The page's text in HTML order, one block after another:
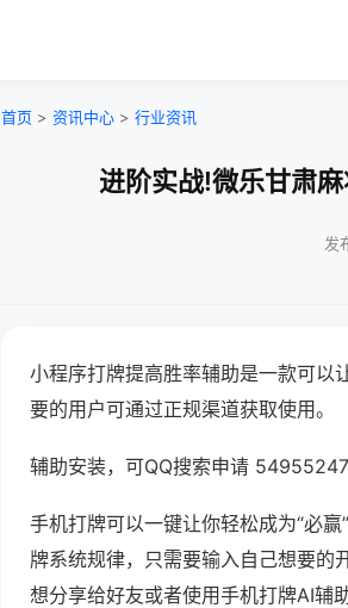
首页 > 资讯中心 > 行业资讯
进阶实战!微乐甘肃
发
小程序打牌提高胜率辅助是一款可以
要的用户可通过正规渠道获取使用。
辅助安装，可QQ搜索申请
手机打牌可以一键让你轻松成为“必
牌系统规律，只需要输入自己想要的
想分享给好友或者使用手机打牌AI辅